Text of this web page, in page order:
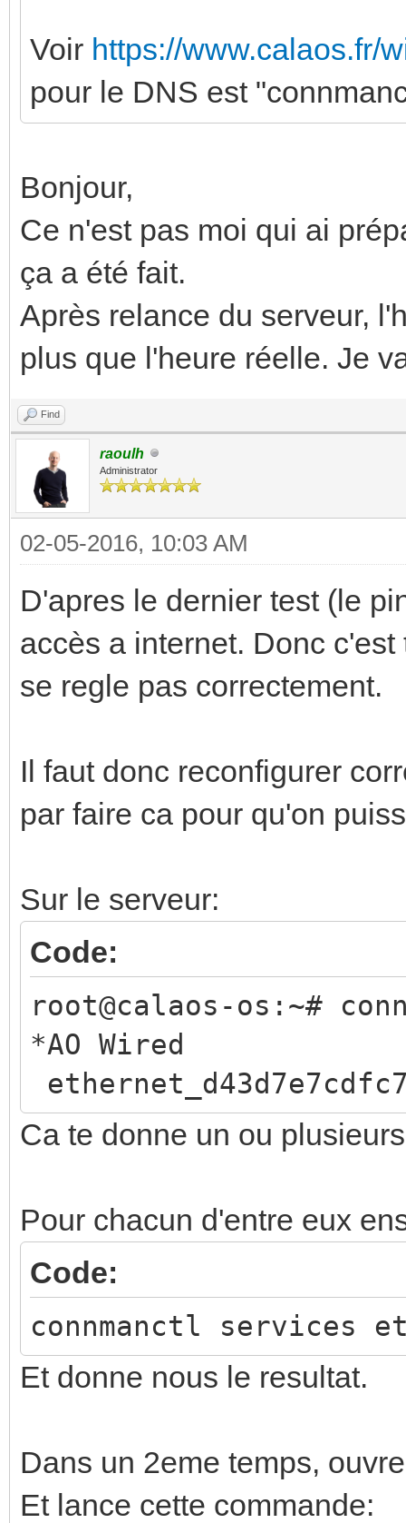
Voir https://www.calaos.fr/
pour le DNS est
Bonjour,
Ce n'est pas moi qui ai
ça a été fait.
Après relance du serveur,
plus que l'heure réelle. Je
Find
raoulh
Administrator
02-05-2016, 10:03 AM
D'apres le dernier test (le
accès a internet. Donc
se regle pas correctement.
Il faut donc reconfigurer
par faire ca pour qu'on
Sur le serveur:
Code:
root@calaos-os:~#
*AO
Ca te donne un ou
Pour chacun d'entre eux
Code:
connmanctl services
Et donne nous le resultat.
Dans un 2eme temps,
Et lance cette commande: